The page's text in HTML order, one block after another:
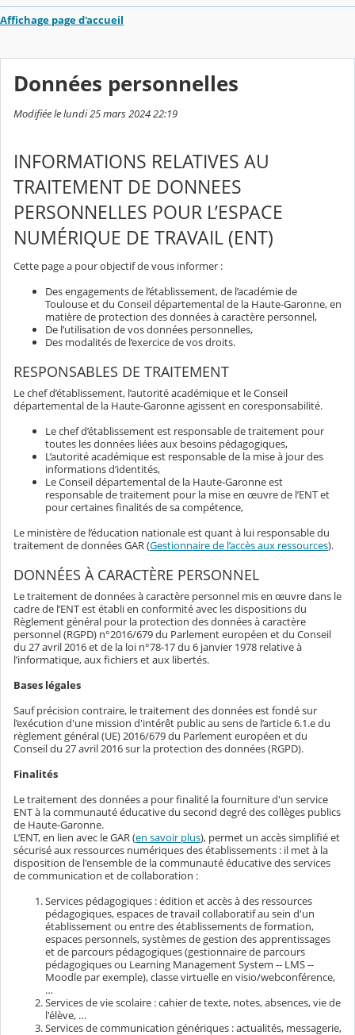
Affichage page d'accueil
Données personnelles
Modifiée le lundi 25 mars 2024 22:19
INFORMATIONS RELATIVES AU
TRAITEMENT DE DONNEES
PERSONNELLES POUR L’ESPACE
NUMÉRIQUE DE TRAVAIL (ENT)
Cette page a pour objectif de vous informer :
Des engagements de l’établissement, de l’académie de
Toulouse et du Conseil départemental de la Haute-Garonne, en
matière de protection des données à caractère personnel,
De l’utilisation de vos données personnelles,
Des modalités de l’exercice de vos droits.
RESPONSABLES DE TRAITEMENT
Le chef d’établissement, l’autorité académique et le Conseil
départemental de la Haute-Garonne agissent en coresponsabilité.
Le chef d’établissement est responsable de traitement pour
toutes les données liées aux besoins pédagogiques,
L’autorité académique est responsable de la mise à jour des
informations d’identités,
Le Conseil départemental de la Haute-Garonne est
responsable de traitement pour la mise en œuvre de l’ENT et
pour certaines finalités de sa compétence,
Le ministère de l’éducation nationale est quant à lui responsable du
traitement de données GAR (Gestionnaire de l’accès aux ressources).
DONNÉES À CARACTÈRE PERSONNEL
Le traitement de données à caractère personnel mis en œuvre dans le
cadre de l’ENT est établi en conformité avec les dispositions du
Règlement général pour la protection des données à caractère
personnel (RGPD) n°2016/679 du Parlement européen et du Conseil
du 27 avril 2016 et de la loi n°78-17 du 6 janvier 1978 relative à
l’informatique, aux fichiers et aux libertés.
Bases légales
Sauf précision contraire, le traitement des données est fondé sur
l’exécution d'une mission d'intérêt public au sens de l’article 6.1.e du
règlement général (UE) 2016/679 du Parlement européen et du
Conseil du 27 avril 2016 sur la protection des données (RGPD).
Finalités
Le traitement des données a pour finalité la fourniture d'un service
ENT à la communauté éducative du second degré des collèges publics
de Haute-Garonne.
L’ENT, en lien avec le GAR (en savoir plus), permet un accès simplifié et
sécurisé aux ressources numériques des établissements : il met à la
disposition de l'ensemble de la communauté éducative des services
de communication et de collaboration :
Services pédagogiques : édition et accès à des ressources
pédagogiques, espaces de travail collaboratif au sein d'un
établissement ou entre des établissements de formation,
espaces personnels, systèmes de gestion des apprentissages
et de parcours pédagogiques (gestionnaire de parcours
pédagogiques ou Learning Management System -- LMS --
Moodle par exemple), classe virtuelle en visio/webconférence,
…
Services de vie scolaire : cahier de texte, notes, absences, vie de
l'élève, …
Services de communication génériques : actualités, messagerie,